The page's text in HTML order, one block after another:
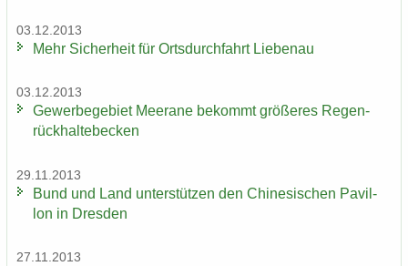
03.12.2013
Mehr Si­cher­heit für Orts­durch­fahrt Lie­be­nau
03.12.2013
Ge­wer­be­ge­biet Meer­a­ne be­kommt grö­ße­res Re­gen­
rück­hal­te­be­cken
29.11.2013
Bund und Land un­ter­stüt­zen den Chi­ne­si­schen Pa­vil­
lon in Dres­den
27.11.2013